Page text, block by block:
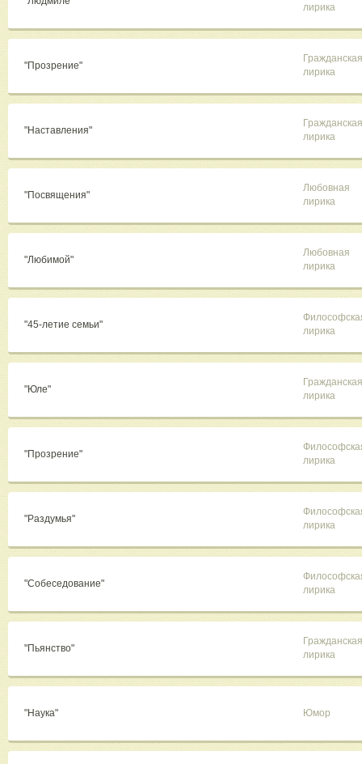
лирика
"Прозрение"
Гражданская
лирика
"Наставления"
Гражданская
лирика
"Посвящения"
Любовная
лирика
"Любимой"
Любовная
лирика
"45-летие семьи"
лирика
"Юле"
Гражданская
лирика
"Прозрение"
лирика
"Раздумья"
лирика
"Собеседование"
лирика
"Пьянство"
Гражданская
лирика
"Наука" Юмор